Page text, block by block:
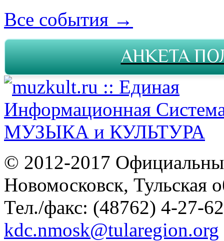
Все события →
АНКЕТА
© 2012-2017
Новомосковск, Тульская
Тел./факс: (48762) 4-27-
kdc.nmosk@tularegion.org